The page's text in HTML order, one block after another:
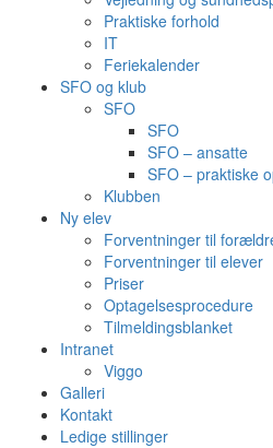
Praktiske forhold
IT
Feriekalender
SFO og klub
SFO
SFO
SFO – ansatte
SFO – praktiske
Klubben
Ny elev
Forventninger til
Forventninger til elever
Priser
Optagelsesprocedure
Tilmeldingsblanket
Intranet
Viggo
Galleri
Kontakt
Ledige stillinger